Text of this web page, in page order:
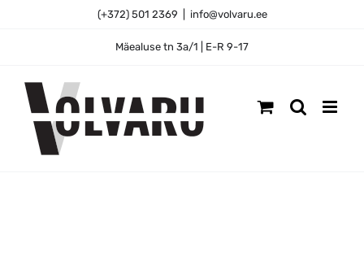
(+372) 501 2369 info@volvaru.ee
Mäealuse tn 3a/1 | E-R 9-17